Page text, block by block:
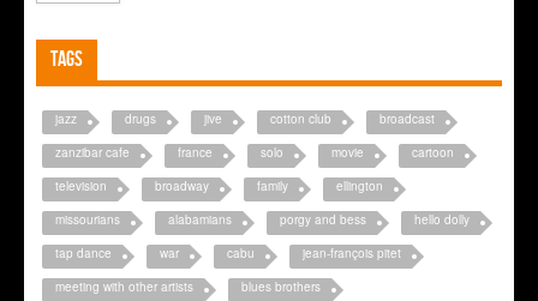
Tags
jazz drugs jive cotton club
broadcast
zanzibar cafe
france solo movie
cartoon
television
broadway family
ellington
missourians
alabamians porgy and bess
hello dolly
tap dance
war cabu
jean-françois pitet
meeting with other artists
blues brothers